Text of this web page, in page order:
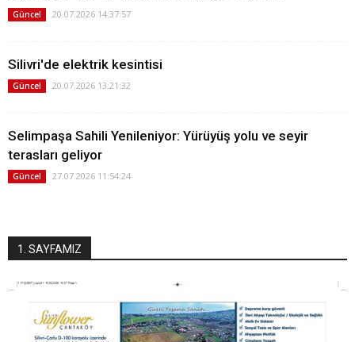
Güncel 20.07.2026 14:37:57
Silivri'de elektrik kesintisi
Güncel 20.07.2026 13:21:32
Selimpaşa Sahili Yenileniyor: Yürüyüş yolu ve seyir
terasları geliyor
Güncel 27.07.2026 11:54:24
1. SAYFAMIZ